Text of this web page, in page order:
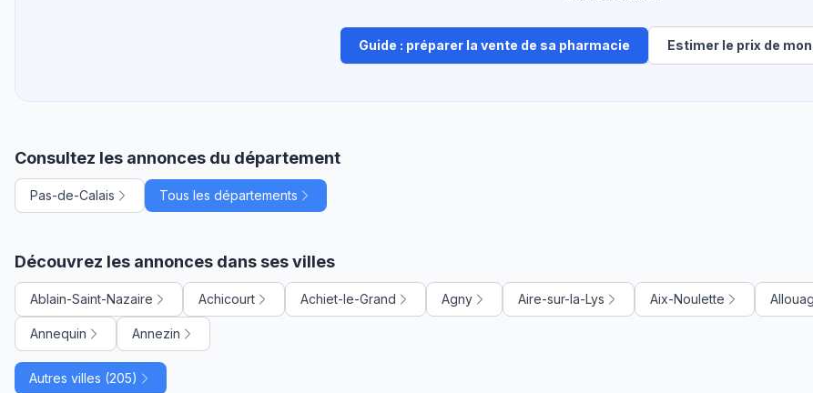
Guide : préparer la vente de sa pharmacie Estimer le prix de
Consultez les annonces du département
Pas-de-Calais Tous les départements
Découvrez les annonces dans ses villes
Ablain-Saint-Nazaire Achicourt Achiet-le-Grand Agny Aire-sur-la-Lys Aix-Noulette
Annequin Annezin
Autres villes (205)